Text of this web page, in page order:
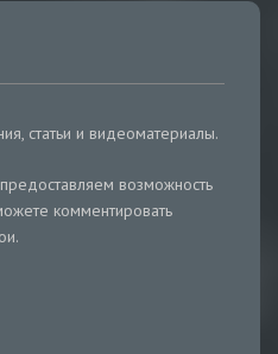
статьи и видеоматериалы.
возможность
комментировать